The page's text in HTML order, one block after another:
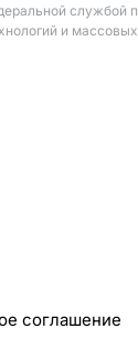
службой
и
соглашение